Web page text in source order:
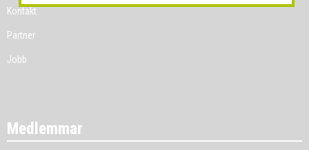
Kontakt
Partner
Jobb
Medlemmar